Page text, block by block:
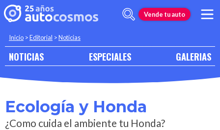
Vende tu auto
Inicio >Editorial >Noticias
NOTICIAS ESPECIALES GALERIAS
Ecología y Honda
¿Como cuida el ambiente tu Honda?